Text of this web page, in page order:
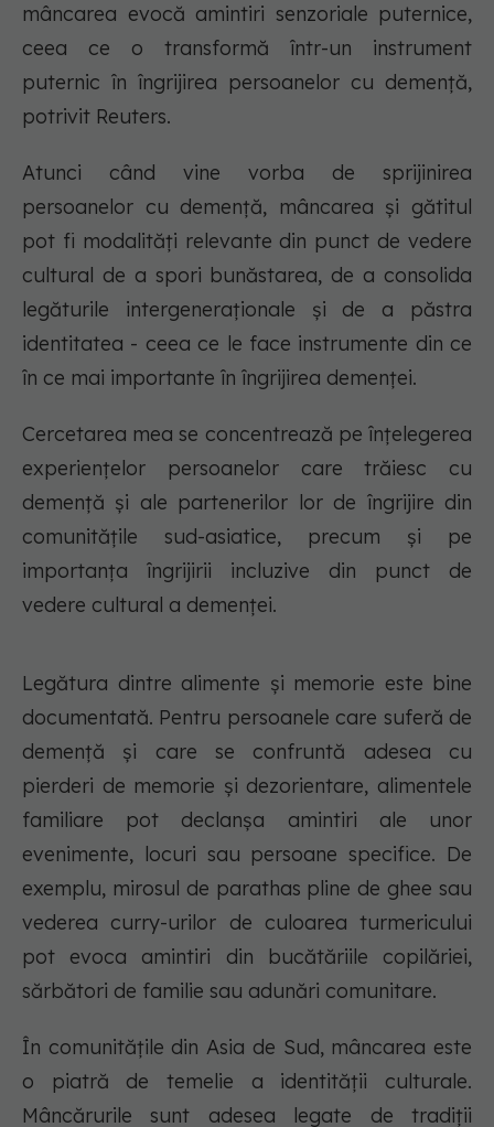
mâncarea evocă amintiri senzoriale puternice,
ceea ce o transformă într-un instrument
puternic în îngrijirea persoanelor cu demență,
potrivit Reuters.
Atunci când vine vorba de sprijinirea
persoanelor cu demență, mâncarea și gătitul
pot fi modalități relevante din punct de vedere
cultural de a spori bunăstarea, de a consolida
legăturile intergeneraționale și de a păstra
identitatea - ceea ce le face instrumente din ce
în ce mai importante în îngrijirea demenței.
Cercetarea mea se concentrează pe înțelegerea
experiențelor persoanelor care trăiesc cu
demență și ale partenerilor lor de îngrijire din
comunitățile sud-asiatice, precum și pe
importanța îngrijirii incluzive din punct de
vedere cultural a demenței.
Legătura dintre alimente și memorie este bine
documentată. Pentru persoanele care suferă de
demență și care se confruntă adesea cu
pierderi de memorie și dezorientare, alimentele
familiare pot declanșa amintiri ale unor
evenimente, locuri sau persoane specifice. De
exemplu, mirosul de parathas pline de ghee sau
vederea curry-urilor de culoarea turmericului
pot evoca amintiri din bucătăriile copilăriei,
sărbători de familie sau adunări comunitare.
În comunitățile din Asia de Sud, mâncarea este
o piatră de temelie a identității culturale.
Mâncărurile sunt adesea legate de tradiții